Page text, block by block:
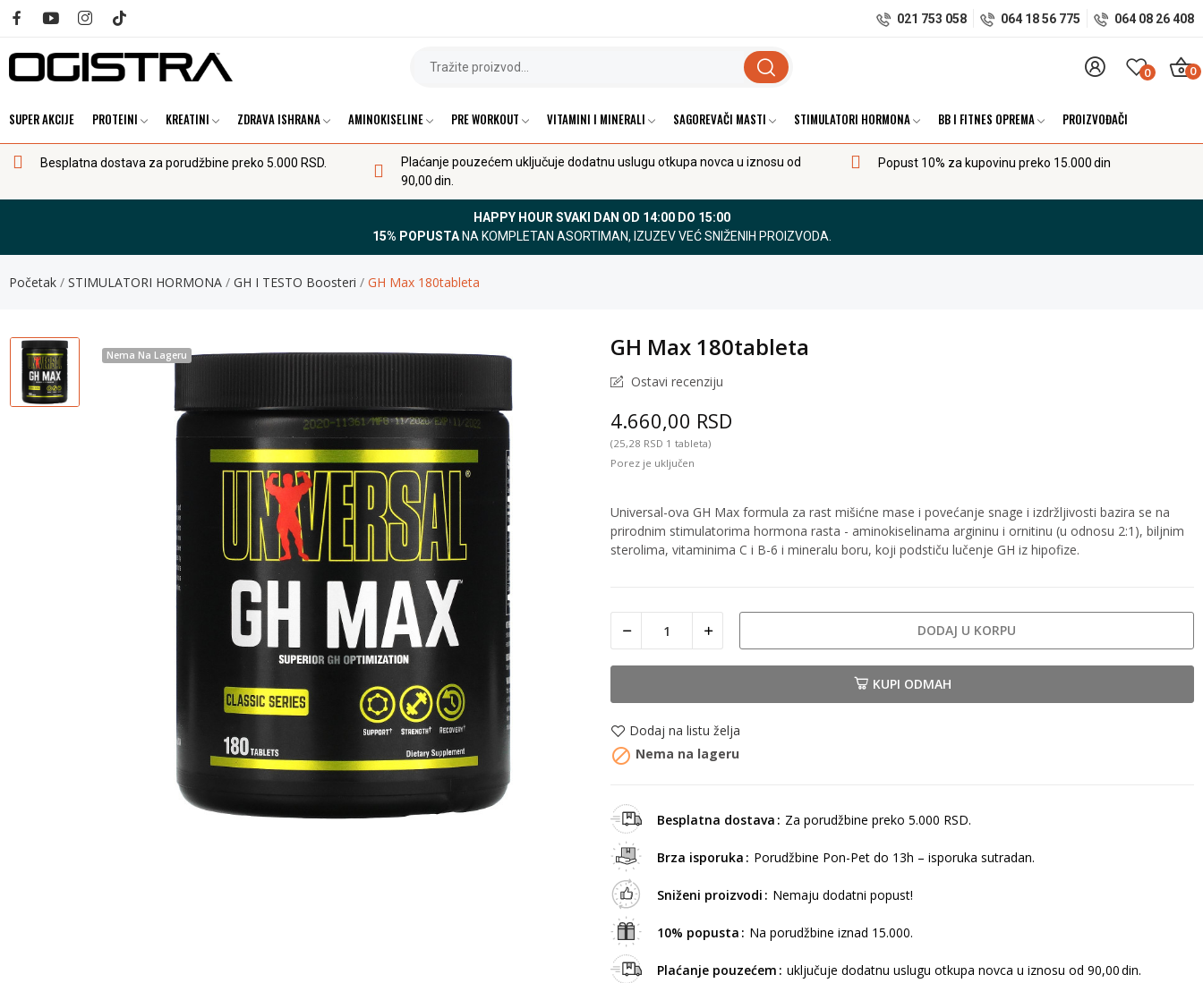
021 753 058 064 18 56 775 064 08 26 408
0 0
SUPER AKCIJE PROTEINI KREATINI ZDRAVA ISHRANA AMINOKISELINE PRE WORKOUT VITAMINI I MINERALI SAGOREVAČI MASTI STIMULATORI HORMONA BB I FITNES OPREMA PROIZVOĐAČI
Besplatna dostava za porudžbine preko 5.000 RSD.
Plaćanje pouzećem uključuje dodatnu uslugu otkupa novca u iznosu od
90,00 din.
Popust 10% za kupovinu preko 15.000 din
HAPPY HOUR SVAKI DAN OD 14:00 DO 15:00
15% POPUSTANA KOMPLETAN ASORTIMAN, IZUZEV VEĆ SNIŽENIH PROIZVODA.
Početak STIMULATORI HORMONA GH I TESTO Boosteri GH Max 180tableta
Nema Na Lageru GH Max 180tableta
Ostavi recenziju
4.660,00 RSD
(25,28 RSD 1 tableta)
Porez je uključen
Universal-ova GH Max formula za rast mišićne mase i povećanje snage i izdržljivosti bazira se na
prirodnim stimulatorima hormona rasta - aminokiselinama argininu i ornitinu (u odnosu 2:1), biljnim
sterolima, vitaminima C i B-6 i mineralu boru, koji podstiču lučenje GH iz hipofize.
DODAJ U KORPU
KUPI ODMAH
Dodaj na listu želja
 Nema na lageru
Besplatna dostava Za porudžbine preko 5.000 RSD.
Brza isporuka Porudžbine Pon-Pet do 13h – isporuka sutradan.
Sniženi proizvodi Nemaju dodatni popust!
10% popusta Na porudžbine iznad 15.000.
Plaćanje pouzećem uključuje dodatnu uslugu otkupa novca u iznosu od 90,00 din.